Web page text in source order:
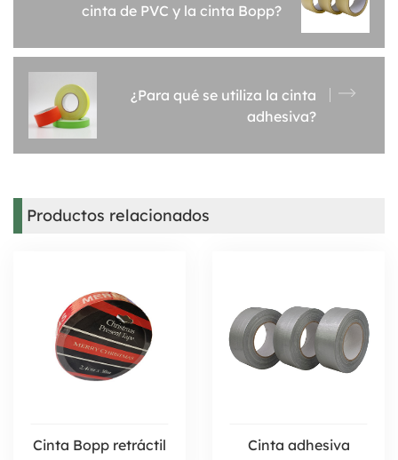
cinta de PVC y la cinta Bopp?
¿Para qué se utiliza la cinta
adhesiva?
Productos relacionados
Cinta Bopp retráctil
Cinta adhesiva